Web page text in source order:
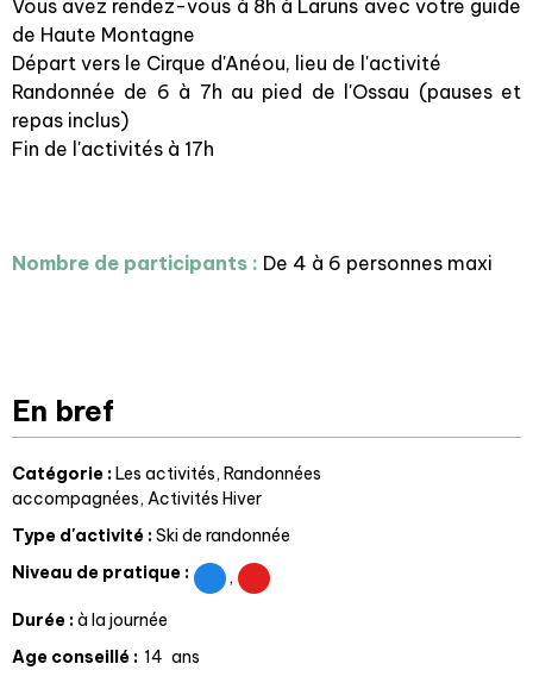
Vous avez rendez-vous à 8h à Laruns avec votre guide
de Haute Montagne
Départ vers le Cirque d'Anéou, lieu de l'activité
Randonnée de 6 à 7h au pied de l'Ossau (pauses et
repas inclus)
Fin de l'activités à 17h
Nombre de participants : De 4 à 6 personnes maxi
En bref
Catégorie :Les activités Randonnées
accompagnées Activités Hiver
Type d'activité :Ski de randonnée
Niveau de pratique :
Durée :à la journée
Age conseillé : 14 ans